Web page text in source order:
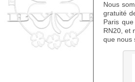
Nous
gratuité
Paris
RN20, et
que nous